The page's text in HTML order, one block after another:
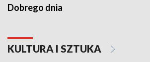
Dobrego dnia
KULTURA I SZTUKA